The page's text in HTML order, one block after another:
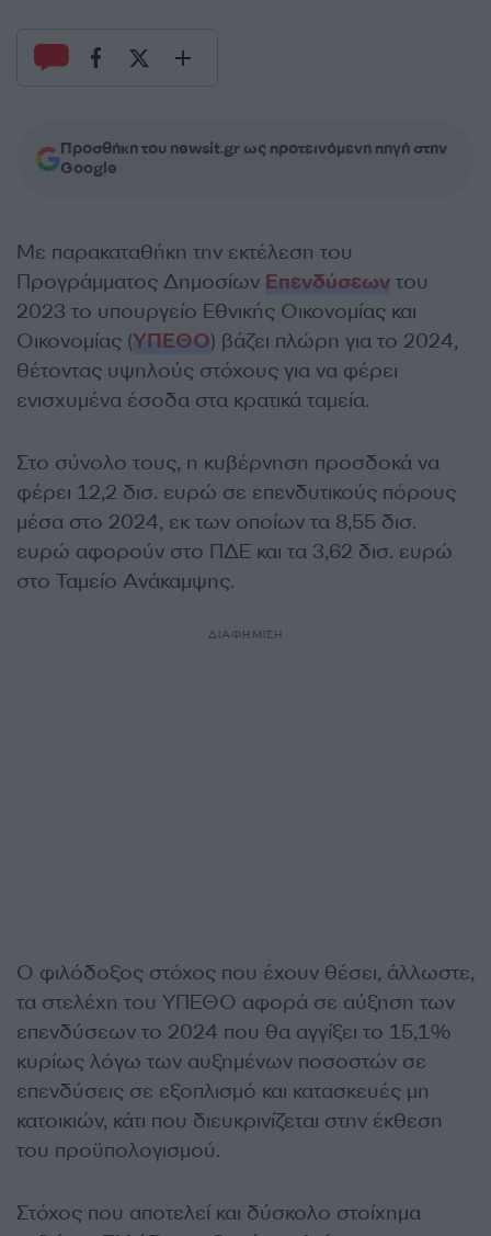
Προσθήκη του newsit.gr ως προτεινόμενη πηγή στην
Google
Με παρακαταθήκη την εκτέλεση του
Προγράμματος Δημοσίων Επενδύσεων του
2023 το υπουργείο Εθνικής Οικονομίας και
Οικονομίας (ΥΠΕΘΟ) βάζει πλώρη για το 2024,
θέτοντας υψηλούς στόχους για να φέρει
ενισχυμένα έσοδα στα κρατικά ταμεία.
Στο σύνολο τους, η κυβέρνηση προσδοκά να
φέρει 12,2 δισ. ευρώ σε επενδυτικούς πόρους
μέσα στο 2024, εκ των οποίων τα 8,55 δισ.
ευρώ αφορούν στο ΠΔΕ και τα 3,62 δισ. ευρώ
στο Ταμείο Ανάκαμψης.
ΔΙΑΦΗΜΙΣΗ
Ο φιλόδοξος στόχος που έχουν θέσει, άλλωστε,
τα στελέχη του ΥΠΕΘΟ αφορά σε αύξηση των
επενδύσεων το 2024 που θα αγγίξει το 15,1%
κυρίως λόγω των αυξημένων ποσοστών σε
επενδύσεις σε εξοπλισμό και κατασκευές μη
κατοικιών, κάτι που διευκρινίζεται στην έκθεση
του προϋπολογισμού.
Στόχος που αποτελεί και δύσκολο στοίχημα